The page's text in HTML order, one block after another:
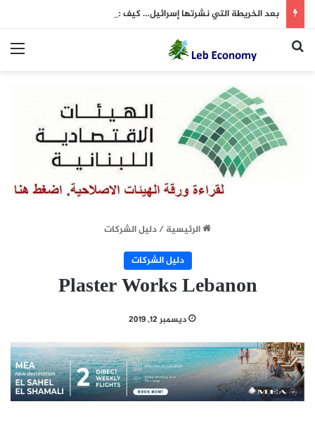
بعد الخريطة التي نشرتها إسرائيل… كيف علّق “الحزب”؟
بحث عن
الرئيسية/دليل الشركات
دليل الشركات
Plaster Works Lebanon
ديسمبر 12, 2019